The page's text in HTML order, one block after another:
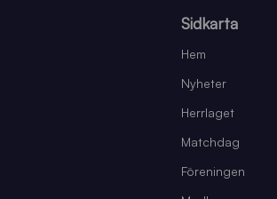
Sidkarta
Hem
Nyheter
Herrlaget
Matchdag
Föreningen